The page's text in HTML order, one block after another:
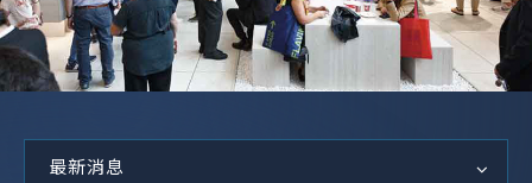
最新消息